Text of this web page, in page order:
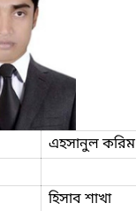
এহসানুল করিম
হিসাব শাখা